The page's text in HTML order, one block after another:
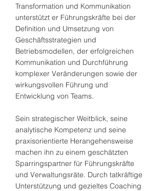
Transformation und Kommunikation
unterstützt er Führungskräfte bei der
Definition und Umsetzung von
Geschäftsstrategien und
Betriebsmodellen, der erfolgreichen
Kommunikation und Durchführung
komplexer Veränderungen sowie der
wirkungsvollen Führung und
Entwicklung von Teams.
Sein strategischer Weitblick, seine
analytische Kompetenz und seine
praxisorientierte Herangehensweise
machen ihn zu einem geschätzten
Sparringspartner für Führungskräfte
und Verwaltungsräte. Durch tatkräftige
Unterstützung und gezieltes Coaching